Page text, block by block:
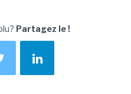
Partagez le !